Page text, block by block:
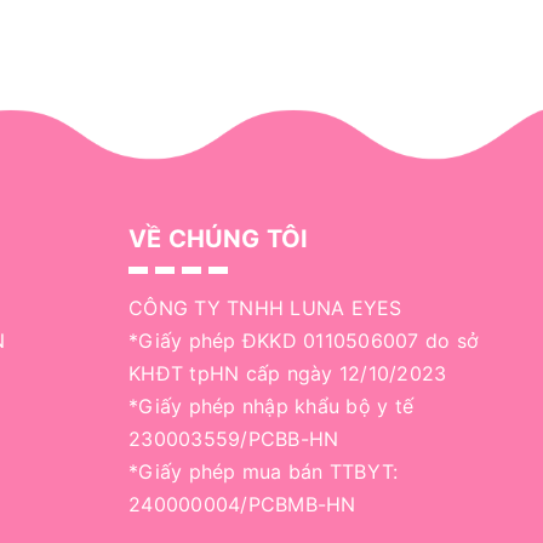
VỀ CHÚNG TÔI
CÔNG TY TNHH LUNA EYES
*Giấy phép ĐKKD 0110506007 do sở
KHĐT tpHN cấp ngày 12/10/2023
*Giấy phép nhập khẩu bộ y tế
230003559/PCBB-HN
*Giấy phép mua bán TTBYT:
240000004/PCBMB-HN